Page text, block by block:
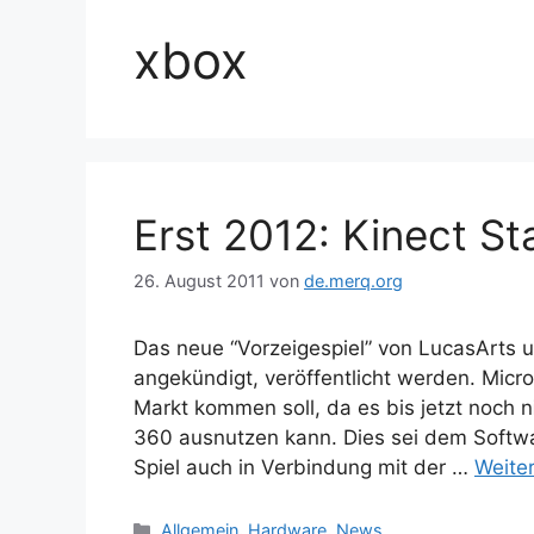
xbox
Erst 2012: Kinect
26. August 2011 von de.merq.org
Das neue “Vorzeigespiel” von
angekündigt, veröffentlicht werden.
Markt kommen soll, da es bis jetzt noch
360 ausnutzen kann. Dies sei dem
Spiel auch in Verbindung mit der …
Kategorien